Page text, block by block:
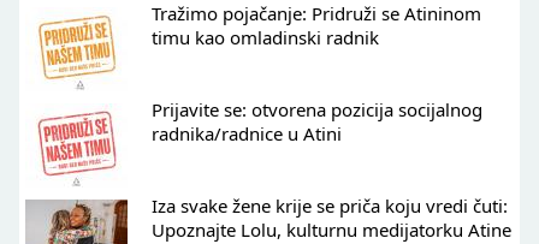
Tražimo pojačanje: Pridruži se Atininom
timu kao omladinski radnik
Prijavite se: otvorena pozicija socijalnog
radnika/radnice u Atini
Iza svake žene krije se priča koju vredi čuti:
Upoznajte Lolu, kulturnu medijatorku Atine